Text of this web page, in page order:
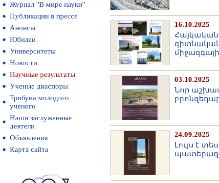
Журнал "В мире науки"
Публикации в прессе
Анонсы
Юбилеи
Университеты
Новости
Научные результаты
Ученые диаспоры
Трибуна молодого
ученого
Наши заслуженные
деятели
Объявления
Карта сайта
16.10.2025
Հայկական
03.10.2025
Նոր
24.09.2025
Լույս է